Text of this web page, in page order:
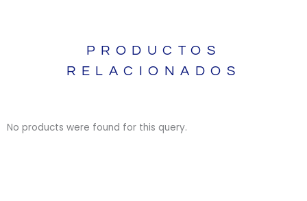
PRODUCTOS
RELACIONADOS
No products were found for this query.